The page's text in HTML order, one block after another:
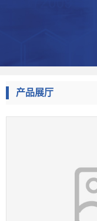
产品展厅